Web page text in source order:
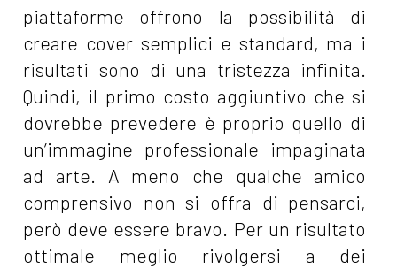
piattaforme offrono la possibilità di
creare cover semplici e standard, ma i
risultati sono di una tristezza infinita.
Quindi, il primo costo aggiuntivo che si
dovrebbe prevedere è proprio quello di
un’immagine professionale impaginata
ad arte. A meno che qualche amico
comprensivo non si offra di pensarci,
però deve essere bravo. Per un risultato
ottimale meglio rivolgersi a dei